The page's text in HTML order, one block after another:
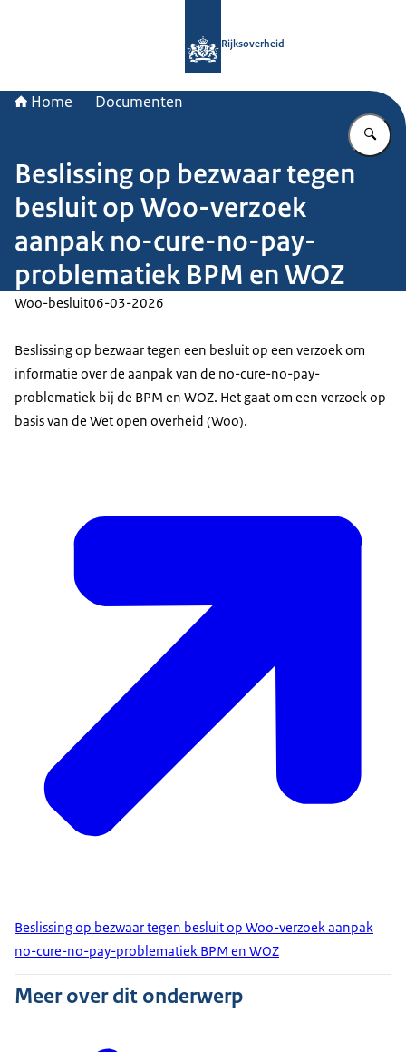
Rijksoverheid
Home Documenten
Beslissing op bezwaar tegen
besluit op Woo-verzoek
aanpak no-cure-no-pay-
problematiek BPM en WOZ
Woo-besluit06-03-2026
Beslissing op bezwaar tegen een besluit op een verzoek om
informatie over de aanpak van de no-cure-no-pay-
problematiek bij de BPM en WOZ. Het gaat om een verzoek op
basis van de Wet open overheid (Woo).
Beslissing op bezwaar tegen besluit op Woo-verzoek aanpak
no-cure-no-pay-problematiek BPM en WOZ
Meer over dit onderwerp